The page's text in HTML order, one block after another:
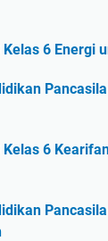
Kelas 6 Energi
Kelas 6